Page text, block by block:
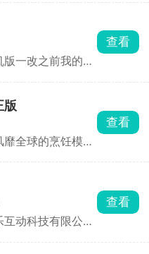
校园地图，体验
生活，参加各种
聊天、结伴行
整校园流程。
一改之前我的世
有许多熟悉的场
内的地图都是随
了随机性，对抗
足够的资源，探
查看
版
全球的烹饪模拟
订单需求制作各
好的服务去招待
究创新新的美
烹饪带来的乐
查看
动科技有限公司
查看